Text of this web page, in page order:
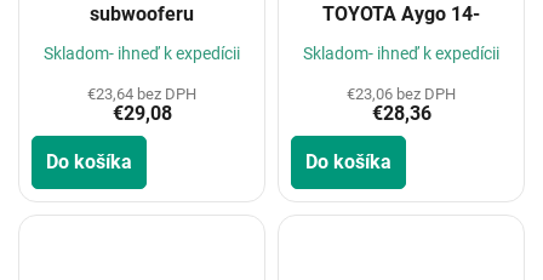
subwooferu
Skladom- ihneď k expedícii
€23,64 bez DPH
€29,08
Do košíka
TOYOTA Aygo 14-
Skladom- ihneď k expedícii
€23,06 bez DPH
€28,36
Do košíka